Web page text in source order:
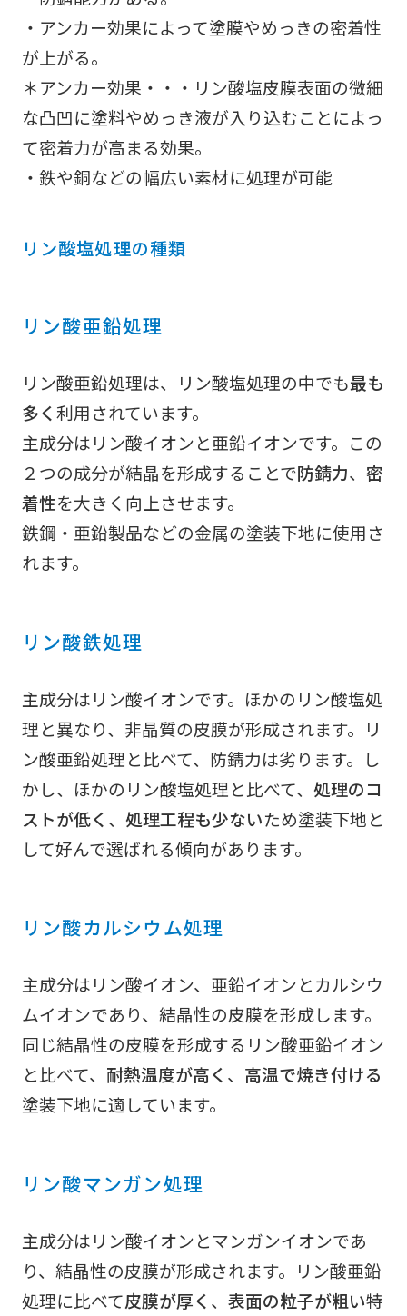
・アンカー効果によって塗膜やめっきの密着性
が上がる。
＊アンカー効果・・・リン酸塩皮膜表面の微細
な凸凹に塗料やめっき液が入り込むことによっ
て密着力が高まる効果。
・鉄や銅などの幅広い素材に処理が可能
リン酸塩処理の種類
リン酸亜鉛処理
リン酸亜鉛処理は、リン酸塩処理の中でも最も
多く利用されています。
主成分はリン酸イオンと亜鉛イオンです。この
２つの成分が結晶を形成することで防錆力、 密
着性を大きく向上させます。
鉄鋼・亜鉛製品などの金属の塗装下地に使用さ
れます。
リン酸鉄処理
主成分はリン酸イオンです。ほかのリン酸塩処
理と異なり、非晶質の皮膜が形成されます。リ
ン酸亜鉛処理と比べて、防錆力は劣ります。し
かし、ほかのリン酸塩処理と比べて、 処理のコ
ストが低く 、 処理工程も少ないため塗装下地と
して好んで選ばれる傾向があります。
リン酸カルシウム処理
主成分はリン酸イオン、亜鉛イオンとカルシウ
ムイオンであり、結晶性の皮膜を形成します。
同じ結晶性の皮膜を形成するリン酸亜鉛イオン
と比べて、 耐熱温度が高く 、 高温で焼き付ける
塗装下地に適しています。
リン酸マンガン処理
主成分はリン酸イオンとマンガンイオンであ
り、結晶性の皮膜が形成されます。リン酸亜鉛
処理に比べて皮膜が厚く 、 表面の粒子が粗い特